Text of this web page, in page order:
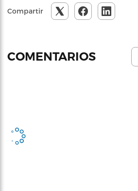
Compartir
COMENTARIOS